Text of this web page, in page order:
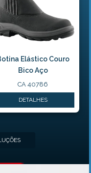
Elástico Couro
Bico Aço
CA 40786
DETALHES